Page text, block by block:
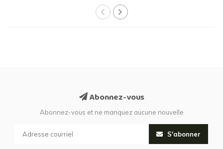
Abonnez-vous
Abonnez-vous et ne manquez aucune nouvelle
S'abonner